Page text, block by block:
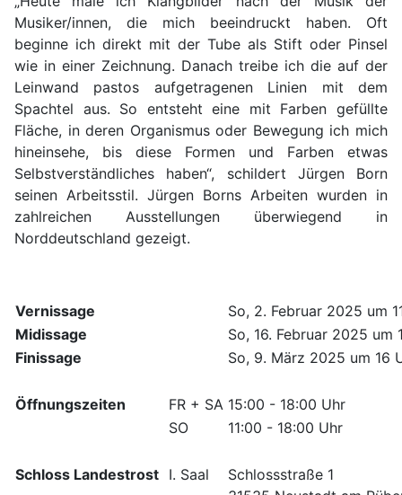
Musiker/innen, die mich beeindruckt haben. Oft
beginne ich direkt mit der Tube als Stift oder Pinsel
wie in einer Zeichnung. Danach treibe ich die auf der
Leinwand pastos aufgetragenen Linien mit dem
Spachtel aus. So entsteht eine mit Farben gefüllte
Fläche, in deren Organismus oder Bewegung ich mich
hineinsehe, bis diese Formen und Farben etwas
Selbstverständliches haben“, schildert Jürgen Born
seinen Arbeitsstil. Jürgen Borns Arbeiten wurden in
zahlreichen Ausstellungen überwiegend in
Norddeutschland gezeigt.
Vernissage
So, 2. Februar 2025 um
Midissage
So, 16. Februar 2025 um
Finissage
So, 9. März 2025 um 16
Öffnungszeiten FR + SA 15:00 - 18:00 Uhr
SO
11:00 - 18:00 Uhr
Schloss Landestrost I. Saal
Schlossstraße 1